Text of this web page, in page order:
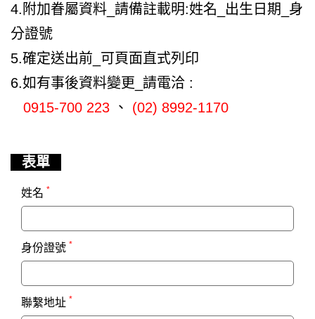
4.附加眷屬資料_請備註載明:姓名_出生日期_身
分證號
5.確定送出前_可頁面直式列印
6.如有事後資料變更_請電洽 :
0915-700 223 、 (02) 8992-1170
表單
姓名 *
身份證號 *
聯繫地址 *